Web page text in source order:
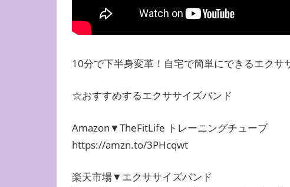
10分で下半身変革！自宅で簡単にできるエクサ
☆おすすめするエクササイズバンド
Amazon▼TheFitLife トレーニングチューブ
https://amzn.to/3PHcqwt
楽天市場▼エクササイズバンド